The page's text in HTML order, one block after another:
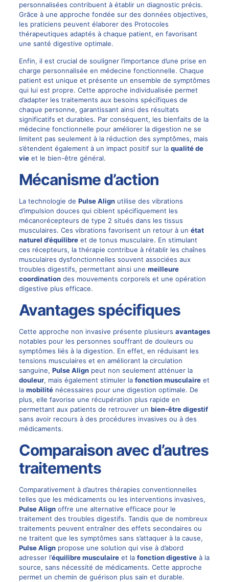
personnalisées contribuent à établir un diagnostic précis.
Grâce à une approche fondée sur des données objectives,
les praticiens peuvent élaborer des Protocoles
thérapeutiques adaptés à chaque patient, en favorisant
une santé digestive optimale.
Enfin, il est crucial de souligner l’importance d’une prise en
charge personnalisée en médecine fonctionnelle. Chaque
patient est unique et présente un ensemble de symptômes
qui lui est propre. Cette approche individualisée permet
d’adapter les traitements aux besoins spécifiques de
chaque personne, garantissant ainsi des résultats
significatifs et durables. Par conséquent, les bienfaits de la
médecine fonctionnelle pour améliorer la digestion ne se
limitent pas seulement à la réduction des symptômes, mais
s’étendent également à un impact positif sur la qualité de
vieet le bien-être général.
Mécanisme d’action
La technologie de Pulse Alignutilise des vibrations
d’impulsion douces qui ciblent spécifiquement les
mécanorécepteurs de type 2 situés dans les tissus
musculaires. Ces vibrations favorisent un retour à un état
naturel d’équilibreet de tonus musculaire. En stimulant
ces récepteurs, la thérapie contribue à rétablir les chaînes
musculaires dysfonctionnelles souvent associées aux
troubles digestifs, permettant ainsi une meilleure
coordinationdes mouvements corporels et une opération
digestive plus efficace.
Avantages spécifiques
Cette approche non invasive présente plusieurs avantages
notables pour les personnes souffrant de douleurs ou
symptômes liés à la digestion. En effet, en réduisant les
tensions musculaires et en améliorant la circulation
sanguine, Pulse Alignpeut non seulement atténuer la
douleur, mais également stimuler la fonction musculaireet
la mobiliténécessaires pour une digestion optimale. De
plus, elle favorise une récupération plus rapide en
permettant aux patients de retrouver un bien-être digestif
sans avoir recours à des procédures invasives ou à des
médicaments.
Comparaison avec d’autres
traitements
Comparativement à d’autres thérapies conventionnelles
telles que les médicaments ou les interventions invasives,
Pulse Alignoffre une alternative efficace pour le
traitement des troubles digestifs. Tandis que de nombreux
traitements peuvent entraîner des effets secondaires ou
ne traitent que les symptômes sans s’attaquer à la cause,
Pulse Alignpropose une solution qui vise à d’abord
adresser l’équilibre musculaireet la fonction digestiveà la
source, sans nécessité de médicaments. Cette approche
permet un chemin de guérison plus sain et durable.